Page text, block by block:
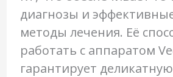
диагнозы и
методы лечения. Её
работать с аппаратом
гарантирует